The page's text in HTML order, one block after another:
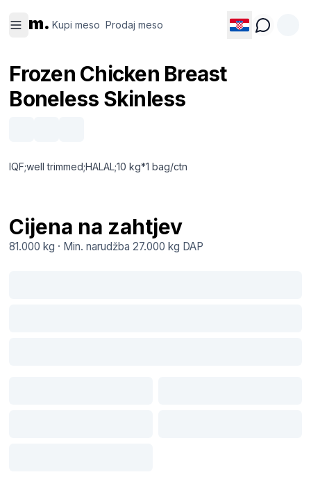
m. Kupi meso Prodaj meso
meso
meso
Frozen Chicken Breast
Boneless Skinless
IQF;well trimmed;HALAL;10 kg*1 bag/ctn
Cijena na zahtjev
81.000 kg · Min. narudžba 27.000 kg DAP